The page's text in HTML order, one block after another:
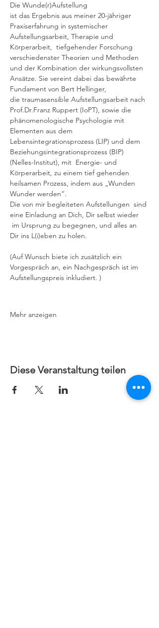
Die Wunde(r)Aufstellung
ist das Ergebnis aus meiner 20-jähriger
Praxiserfahrung in systemischer
Aufstellungsarbeit, Therapie und
Körperarbeit,  tiefgehender Forschung
verschiedenster Theorien und Methoden
und der Kombination der wirkungsvollsten
Ansätze. Sie vereint dabei das bewährte
Fundament von Bert Hellinger,
die traumasensible Aufstellungsarbeit nach
Prof.Dr.Franz Ruppert (IoPT), sowie die
phänomenologische Psychologie mit
Elementen aus dem
Lebensintegrationsprozess (LIP) und dem
Beziehungsintegrationsprozess (BIP)
(Nelles-Institut), mit  Energie- und
Körperarbeit, zu einem tief gehenden
heilsamen Prozess, indem aus „Wunden
Wunder werden“.
Die von mir begleiteten Aufstellungen  sind
eine Einladung an Dich, Dir selbst wieder
im Ursprung zu begegnen, und alles an
Dir ins L(i)eben zu holen.
(Auf Wunsch biete ich zusätzlich ein
Vorgespräch an, ein Nachgespräch ist im
Aufstellungspreis inkludiert. )
Mehr anzeigen
Diese Veranstaltung teilen